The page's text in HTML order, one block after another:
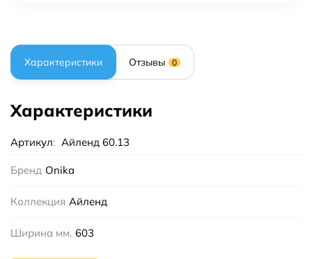
Характеристики Отзывы 0
Характеристики
Артикул: Айленд 60.13
Бренд Onika
Коллекция Айленд
Ширина мм. 603